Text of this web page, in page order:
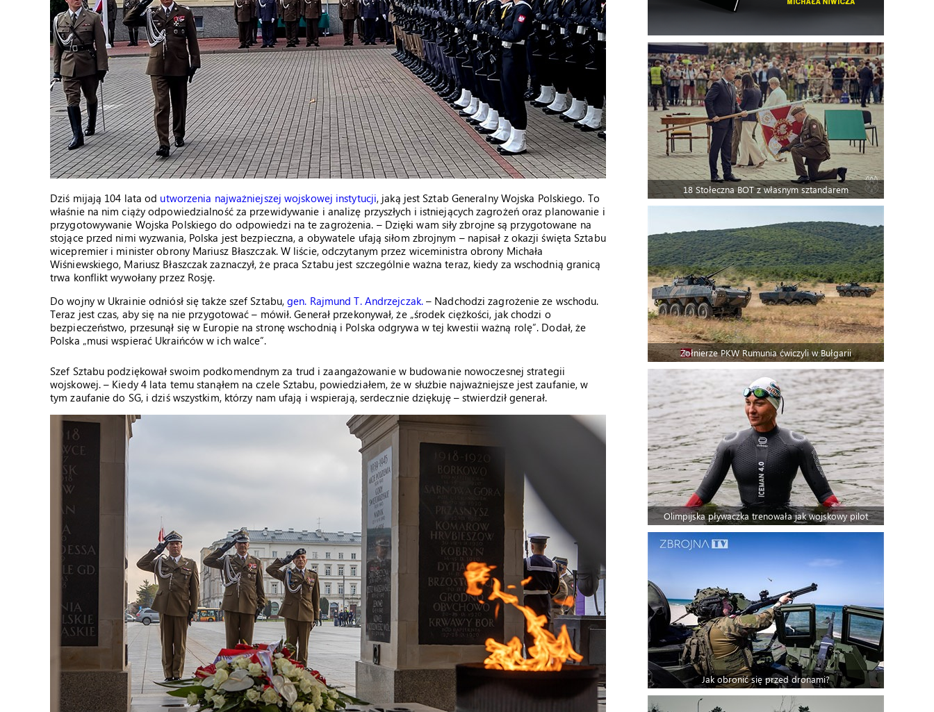
Dziś mijają 104 lata od utworzenia najważniejszej wojskowej instytucji, jaką jest Sztab Generalny Wojska Polskiego. To
właśnie na nim ciąży odpowiedzialność za przewidywanie i analizę przyszłych i istniejących zagrożeń oraz planowanie i
przygotowywanie Wojska Polskiego do odpowiedzi na te zagrożenia. – Dzięki wam siły zbrojne są przygotowane na
stojące przed nimi wyzwania, Polska jest bezpieczna, a obywatele ufają siłom zbrojnym – napisał z okazji święta Sztabu
wicepremier i minister obrony Mariusz Błaszczak. W liście, odczytanym przez wiceministra obrony Michała
Wiśniewskiego, Mariusz Błaszczak zaznaczył, że praca Sztabu jest szczególnie ważna teraz, kiedy za wschodnią granicą
trwa konflikt wywołany przez Rosję.
Do wojny w Ukrainie odniósł się także szef Sztabu,gen. Rajmund T. Andrzejczak.– Nadchodzi zagrożenie ze wschodu.
Teraz jest czas, aby się na nie przygotować – mówił. Generał przekonywał, że „środek ciężkości, jak chodzi o
bezpieczeństwo, przesunął się w Europie na stronę wschodnią i Polska odgrywa w tej kwestii ważną rolę”. Dodał, że
Polska „musi wspierać Ukraińców w ich walce”.
Szef Sztabu podziękował swoim podkomendnym za trud i zaangażowanie w budowanie nowoczesnej strategii
wojskowej. – Kiedy 4 lata temu stanąłem na czele Sztabu, powiedziałem, że w służbie najważniejsze jest zaufanie, w
tym zaufanie do SG, i dziś wszystkim, którzy nam ufają i wspierają, serdecznie dziękuję – stwierdził generał.
18 Stołeczna BOT z własnym sztandarem
Żołnierze PKW Rumunia ćwiczyli w Bułgarii
Olimpijska pływaczka trenowała jak wojskowy pilot
Jak obronić się przed dronami?